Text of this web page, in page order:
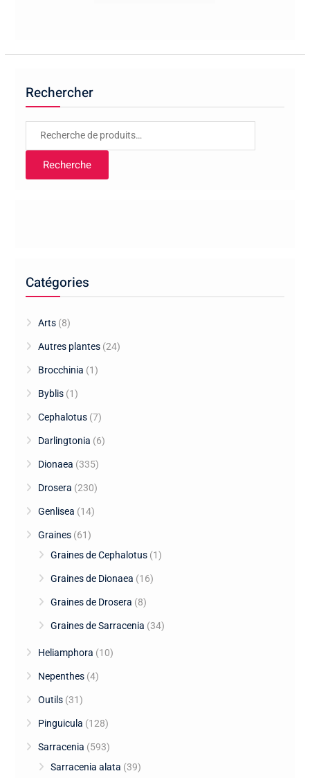
Rechercher
Recherche
Recherche
Catégories
Arts (8)
Autres plantes (24)
Brocchinia (1)
Byblis (1)
Cephalotus (7)
Darlingtonia (6)
Dionaea (335)
Drosera (230)
Genlisea (14)
Graines (61)
Graines de Cephalotus (1)
Graines de Dionaea (16)
Graines de Drosera (8)
Graines de Sarracenia (34)
Heliamphora (10)
Nepenthes (4)
Outils (31)
Pinguicula (128)
Sarracenia (593)
Sarracenia alata (39)